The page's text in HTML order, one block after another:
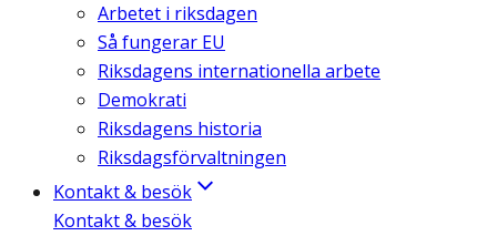
Arbetet i riksdagen
Så fungerar EU
Riksdagens internationella arbete
Demokrati
Riksdagens historia
Riksdagsförvaltningen
Kontakt & besök
Kontakt & besök